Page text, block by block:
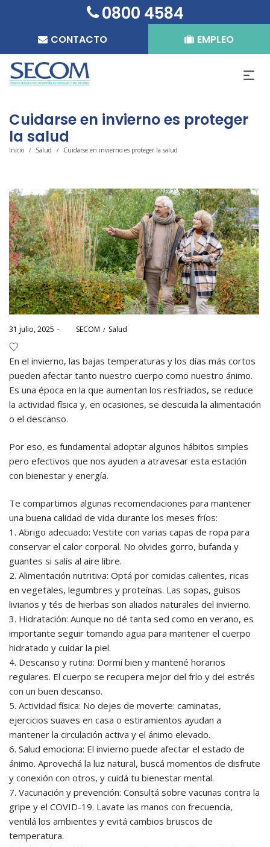
0800 4584
EMPLEO
CONTACTO
Cuidarse en invierno es proteger
la salud
Inicio / Salud / Cuidarse en invierno es proteger la salud
Posted
on
31 julio, 2025 SECOM
Posted
Salud
En el invierno, las bajas temperaturas y los días más cortos
pueden afectar tanto nuestro cuerpo como nuestro ánimo.
Es una época en la que aumentan los resfriados, se reduce
la actividad física y, en ocasiones, se descuida la alimentación
o el descanso.
Por eso, es fundamental adoptar algunos hábitos simples
pero efectivos que nos ayuden a atravesar esta estación
con bienestar y energía.
Te compartimos algunas recomendaciones para mantener
una buena calidad de vida durante los meses fríos:
1. Abrigo adecuado: Vestite con varias capas de ropa para
conservar el calor corporal. No olvides gorro, bufanda y
guantes si salís al aire libre.
2. Alimentación nutritiva: Optá por comidas calientes, ricas
en vegetales, legumbres y proteínas. Las sopas, guisos
livianos y tés de hierbas son aliados naturales del invierno.
3. Hidratación: Aunque no dé tanta sed como en verano, es
importante seguir tomando agua para mantener el cuerpo
hidratado y cuidar la piel.
4. Descanso y rutina: Dormí bien y mantené horarios
regulares. El cuerpo se recupera mejor del frío y del estrés
con un buen descanso.
5. Actividad física: No dejes de moverte: caminatas,
ejercicios suaves en casa o estiramientos ayudan a
mantener la circulación activa y el ánimo elevado.
6. Salud emociona: El invierno puede afectar el estado de
ánimo. Aprovechá la luz natural, buscá momentos de disfrute
y conexión con otros, y cuidá tu bienestar mental.
7. Vacunación y prevención: Consultá sobre vacunas contra la
gripe y el COVID-19. Lavate las manos con frecuencia,
ventilá los ambientes y evitá cambios bruscos de
temperatura.